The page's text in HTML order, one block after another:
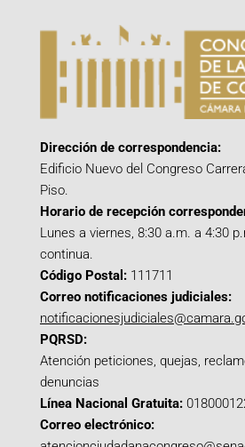
Dirección de correspondencia:
Edificio Nuevo del Congreso
Piso.
Horario de recepción
Lunes a viernes, 8:30 a.m. a 4:30
continua.
Código Postal: 111711
Correo notificaciones judiciales:
PQRSD:
Atención peticiones, quejas,
denuncias
Línea Nacional Gratuita:
Correo electrónico: